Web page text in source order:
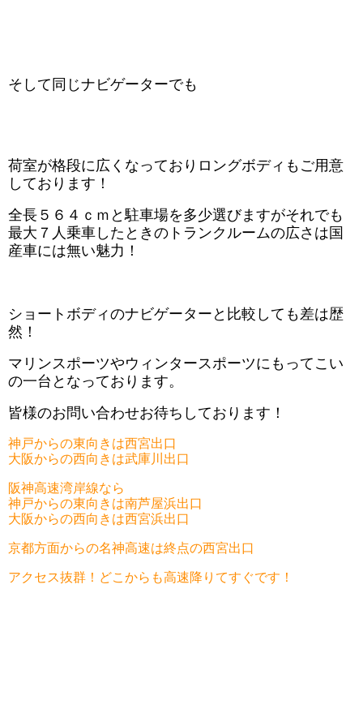
そして同じナビゲーターでも
荷室が格段に広くなっておりロングボディもご用意
しております！
全長５６４ｃｍと駐車場を多少選びますがそれでも
最大７人乗車したときのトランクルームの広さは国
産車には無い魅力！
ショートボディのナビゲーターと比較しても差は歴
然！
マリンスポーツやウィンタースポーツにもってこい
の一台となっております。
皆様のお問い合わせお待ちしております！
神戸からの東向きは西宮出口
大阪からの西向きは武庫川出口
阪神高速湾岸線なら
神戸からの東向きは南芦屋浜出口
大阪からの西向きは西宮浜出口
京都方面からの名神高速は終点の西宮出口
アクセス抜群！どこからも高速降りてすぐです！